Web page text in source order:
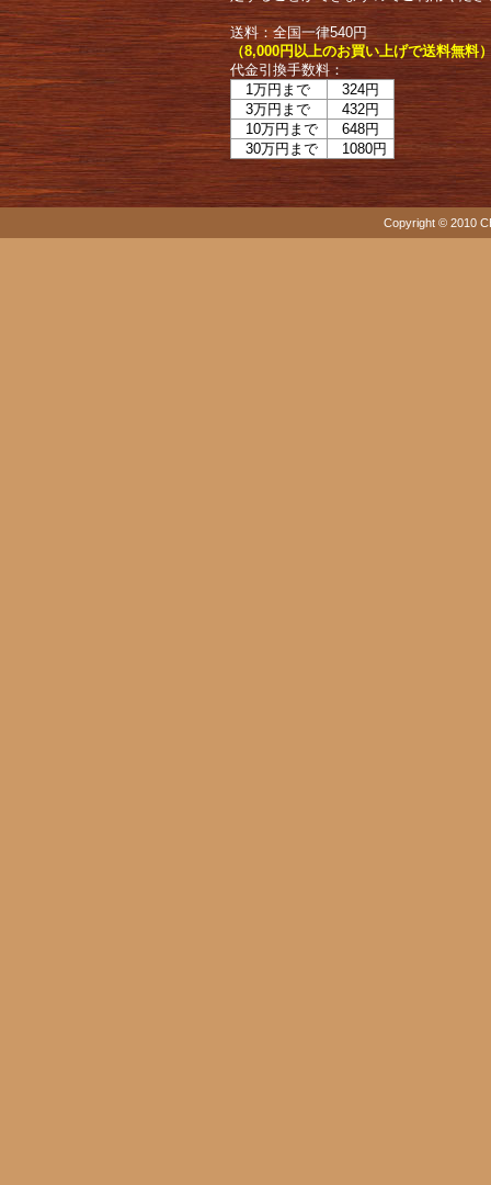
送料：全国一律540円
（8,000円以上のお買い上げで送料無料
代金引換手数料：
1万円まで
324円
3万円まで
432円
10万円まで
648円
30万円まで
1080円
Copyright © 2010